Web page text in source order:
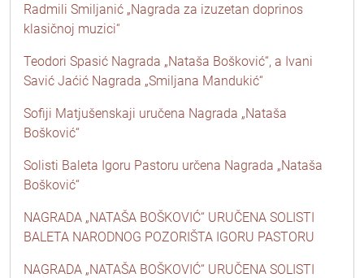
Radmili Smiljanić „Nagrada za izuzetan doprinos
klasičnoj muzici“
Teodori Spasić Nagrada „Nataša Bošković“, a Ivani
Savić Jaćić Nagrada „Smiljana Mandukić“
Sofiji Matjušenskaji uručena Nagrada „Nataša
Bošković“
Solisti Baleta Igoru Pastoru určena Nagrada „Nataša
Bošković“
NAGRADA „NATAŠA BOŠKOVIĆ“ URUČENA SOLISTI
BALETA NARODNOG POZORIŠTA IGORU PASTORU
NAGRADA „NATAŠA BOŠKOVIĆ“ URUČENA SOLISTI